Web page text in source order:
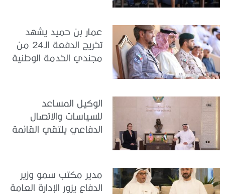
عمار بن حميد يشهد
تخريج الدفعة الـ24 من
مجندي الخدمة الوطنية
الوكيل المساعد
للسياسات والاتصال
الدفاعي يلتقي القائمة
مدير مكتب سمو وزير
الدفاع يزور الإدارة العامة